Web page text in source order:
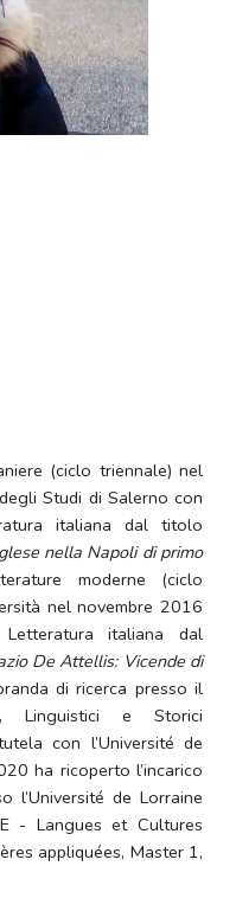
(ciclo triennale) nel
Studi di Salerno con
italiana dal titolo
nella Napoli di primo
moderne (ciclo
nel novembre 2016
italiana dal
De Attellis: Vicende di
di ricerca presso il
Linguistici e Storici
con l’Université de
ha ricoperto l’incarico
l’Université de Lorraine
- Langues et Cultures
appliquées, Master 1,